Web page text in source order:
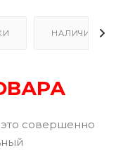
НАЛИЧИЕ В
совершенно